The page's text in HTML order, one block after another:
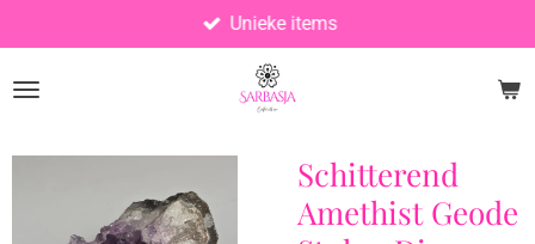
direct
naar
Unieke items
Schitterend
Amethist Geode